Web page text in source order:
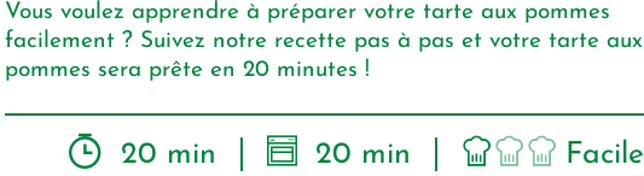
Vous voulez apprendre à préparer votre tarte aux pommes
facilement ? Suivez notre recette pas à pas et votre tarte aux
pommes sera prête en 20 minutes !
20 min 20 min Facile